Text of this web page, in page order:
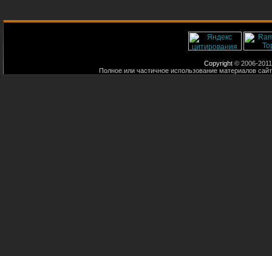
Copyright © 2006-
Полное или частичное использование материалов